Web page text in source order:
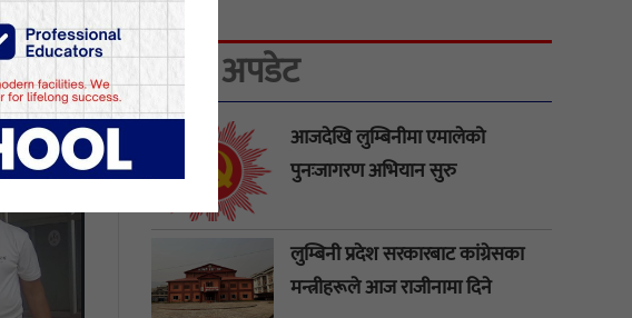
ताजा अपडेट
आजदेखि लुम्बिनीमा एमालेको
पुनःजागरण अभियान सुरु
लुम्बिनी प्रदेश सरकारबाट कांग्रेसका
मन्त्रीहरूले आज राजीनामा दिने